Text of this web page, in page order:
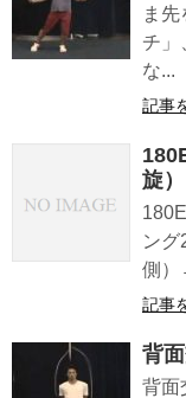
ま
チ」
な...
記事
旋
ン
側）
記事
背
背面